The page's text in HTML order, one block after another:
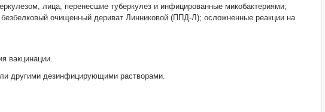
лица, перенесшие туберкулез и инфицированные микобактериями;
очищенный дериват Линниковой (ППД-Л); осложненные реакции на
вакцинации.
другими дезинфицирующими растворами.